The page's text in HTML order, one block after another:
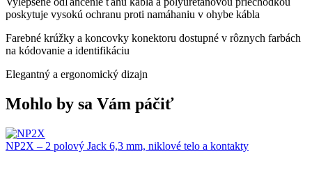
poskytuje vysokú ochranu proti namáhaniu v ohybe kábla
Farebné krúžky a koncovky konektoru dostupné v rôznych farbách
na kódovanie a identifikáciu
Elegantný a ergonomický dizajn
Mohlo by sa Vám páčiť
NP2X – 2 polový Jack 6,3 mm, niklové telo a kontakty